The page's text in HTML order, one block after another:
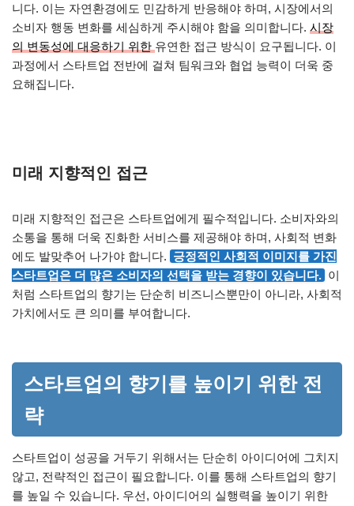
니다. 이는 자연환경에도 민감하게 반응해야 하며, 시장에서의
소비자 행동 변화를 세심하게 주시해야 함을 의미합니다. 시장
의 변동성에 대응하기 위한 유연한 접근 방식이 요구됩니다. 이
과정에서 스타트업 전반에 걸쳐 팀워크와 협업 능력이 더욱 중
요해집니다.
미래 지향적인 접근
미래 지향적인 접근은 스타트업에게 필수적입니다. 소비자와의
소통을 통해 더욱 진화한 서비스를 제공해야 하며, 사회적 변화
에도 발맞추어 나가야 합니다. 긍정적인 사회적 이미지를 가진
스타트업은 더 많은 소비자의 선택을 받는 경향이 있습니다. 이
처럼 스타트업의 향기는 단순히 비즈니스뿐만이 아니라, 사회적
가치에서도 큰 의미를 부여합니다.
스타트업의 향기를 높이기 위한 전
략
스타트업이 성공을 거두기 위해서는 단순히 아이디어에 그치지
않고, 전략적인 접근이 필요합니다. 이를 통해 스타트업의 향기
를 높일 수 있습니다. 우선, 아이디어의 실행력을 높이기 위한